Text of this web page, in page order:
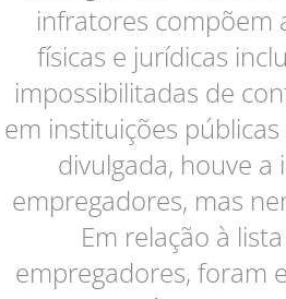
infratores compõem
físicas e jurídicas
impossibilitadas de
em instituições
divulgada, houve
empregadores, mas
Em relação à
empregadores, foram